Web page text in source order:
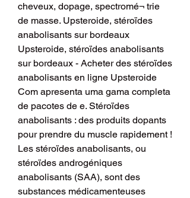
cheveux, dopage, spectromé¬ trie
de masse. Upsteroide, stéroïdes
anabolisants sur bordeaux
Upsteroide, stéroïdes anabolisants
sur bordeaux - Acheter des stéroïdes
anabolisants en ligne Upsteroide
Com apresenta uma gama completa
de pacotes de e. Stéroïdes
anabolisants : des produits dopants
pour prendre du muscle rapidement !
Les stéroïdes anabolisants, ou
stéroïdes androgéniques
anabolisants (SAA), sont des
substances médicamenteuses